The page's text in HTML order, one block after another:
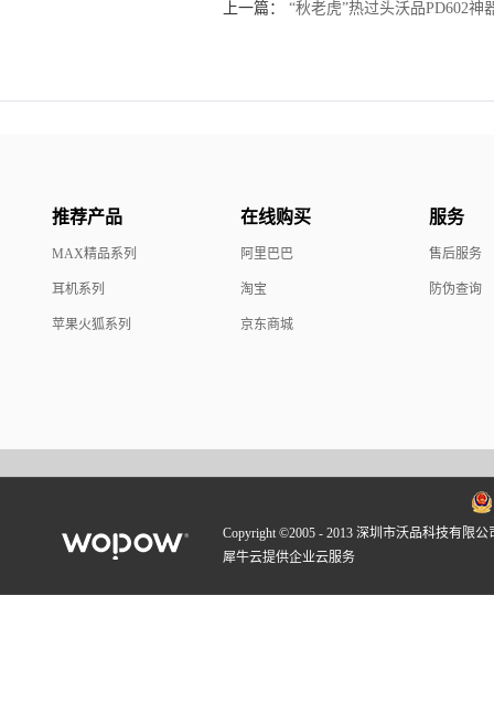
上一篇： “秋老虎”热过头沃品PD602神
推荐产品
MAX精品系列
耳机系列
苹果火狐系列
在线购买
阿里巴巴
淘宝
京东商城
服务
售后服务
防伪查询
Copyright ©2005 - 2013 深圳市沃品科技有限公
犀牛云提供企业云服务